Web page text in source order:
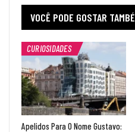
VOCÊ PODE GOSTAR
CURIOSIDADES
Apelidos Para O Nome Gustavo: